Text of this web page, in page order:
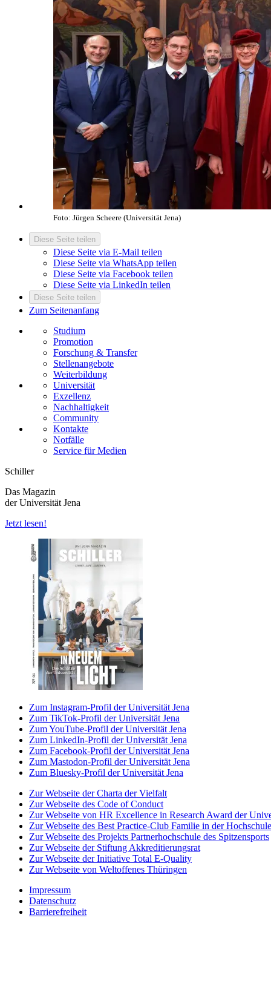
Foto: Jürgen Scheere (Universität Jena)
Diese Seite teilen
Diese Seite via E-Mail teilen
Diese Seite via WhatsApp teilen
Diese Seite via Facebook teilen
Diese Seite via LinkedIn teilen
Diese Seite teilen
Zum Seitenanfang
Studium
Promotion
Forschung & Transfer
Stellenangebote
Weiterbildung
Universität
Exzellenz
Nachhaltigkeit
Community
Kontakte
Notfälle
Service für Medien
Schiller
Das Magazin
der Universität Jena
Jetzt lesen!
Zum Instagram-Profil der Universität Jena
Zum TikTok-Profil der Universität Jena
Zum YouTube-Profil der Universität Jena
Zum LinkedIn-Profil der Universität Jena
Zum Facebook-Profil der Universität Jena
Zum Mastodon-Profil der Universität Jena
Zum Bluesky-Profil der Universität Jena
Zur Webseite der Charta der Vielfalt
Zur Webseite des Code of Conduct
Zur Webseite von HR Excellence in Research Award der
Zur Webseite des Best Practice-Club Familie in der Hochschule
Zur Webseite des Projekts Partnerhochschule des Spitzensports
Zur Webseite der Stiftung Akkreditierungsrat
Zur Webseite der Initiative Total E-Quality
Zur Webseite von Weltoffenes Thüringen
Impressum
Datenschutz
Barrierefreiheit